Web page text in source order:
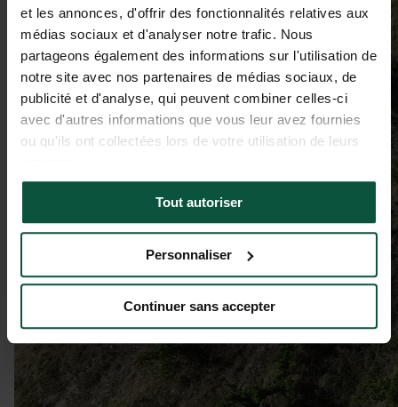
et les annonces, d'offrir des fonctionnalités relatives aux
médias sociaux et d'analyser notre trafic. Nous
partageons également des informations sur l'utilisation de
notre site avec nos partenaires de médias sociaux, de
publicité et d'analyse, qui peuvent combiner celles-ci
avec d'autres informations que vous leur avez fournies
ou qu'ils ont collectées lors de votre utilisation de leurs
Tout autoriser
Personnaliser
Continuer sans accepter